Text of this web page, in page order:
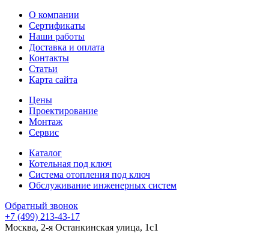
О компании
Сертификаты
Наши работы
Доставка и оплата
Контакты
Статьи
Карта сайта
Цены
Проектирование
Монтаж
Сервис
Каталог
Котельная под ключ
Система отопления под ключ
Обслуживание инженерных систем
Обратный звонок
+7 (499) 213-43-17
Москва, 2-я Останкинская улица, 1с1